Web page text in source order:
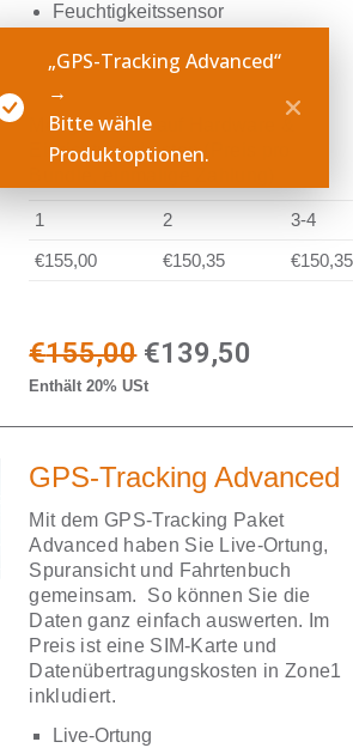
Feuchtigkeitssensor
Mengenrabatt auf Hardware &
Einrichtungskosten (Preis pro
1 2
3-4
€155,00
€150,35 €150,35
€155,00 Ursprünglicher
Preis
€155,00
€139,50
Enthält 20% USt
GPS-Tracking Advanced
Mit dem GPS-Tracking Paket
Advanced haben Sie Live-Ortung,
Spuransicht und Fahrtenbuch
gemeinsam. So können Sie die
Daten ganz einfach auswerten. Im
Preis ist eine SIM-Karte und
Datenübertragungskosten in Zone1
inkludiert.
Live-Ortung
„GPS-Tracking Advanced“
→
Bitte wähle
Produktoptionen.